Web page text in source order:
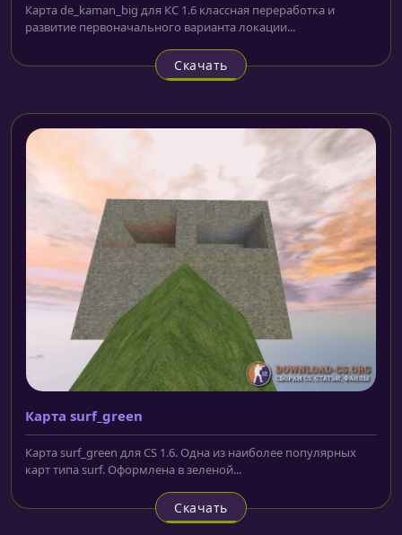
Карта de_kaman_big для КС 1.6 классная переработка и
развитие первоначального варианта локации...
Скачать
Карта surf_green
Карта surf_green для CS 1.6. Одна из наиболее популярных
карт типа surf. Оформлена в зеленой...
Скачать